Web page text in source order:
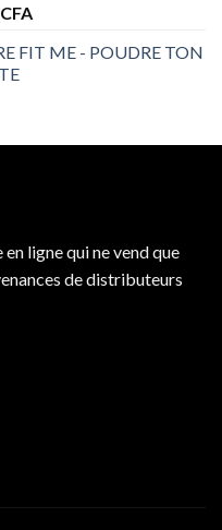
CFA
prix :
FIT ME - POUDRE TON
ligne qui ne vend que
de distributeurs